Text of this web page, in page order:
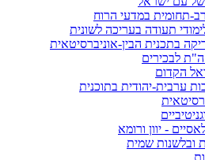
תחומית במדעי הרוח
תעודה בעריכה לשונית
בתכנית הבין-אוניברסיטאית
לבכירים
הקדום
ערבית-יהודית בתוכנית
- יוון ורומא
ובלשנות שמית